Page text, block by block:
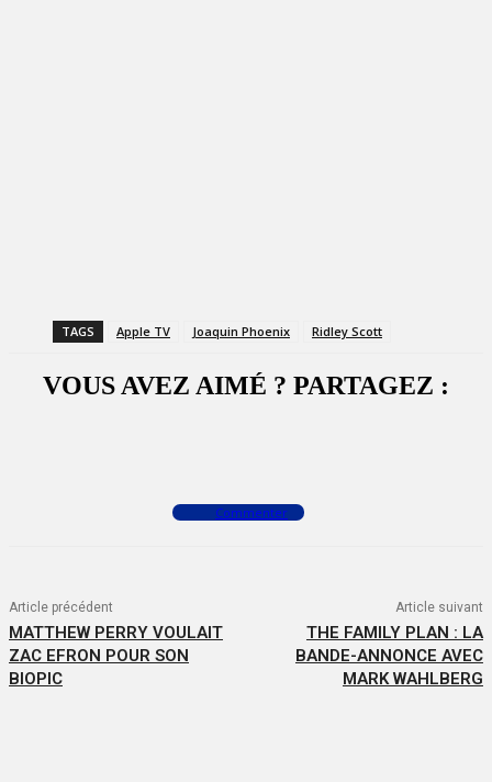
TAGS Apple TV Joaquin Phoenix Ridley Scott
VOUS AVEZ AIMÉ ? PARTAGEZ :
Commenter
Article précédent
MATTHEW PERRY VOULAIT
ZAC EFRON POUR SON
BIOPIC
Article suivant
THE FAMILY PLAN : LA
BANDE-ANNONCE AVEC
MARK WAHLBERG